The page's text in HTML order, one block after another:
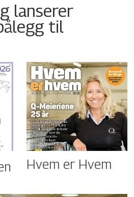
lanserer
til
Hvem er Hvem